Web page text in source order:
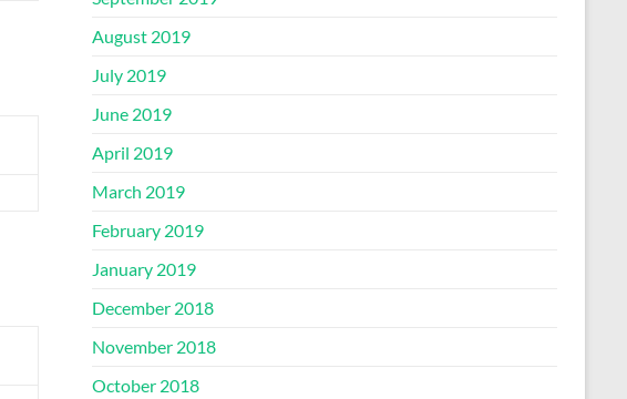
August 2019
July 2019
June 2019
April 2019
March 2019
February 2019
January 2019
December 2018
November 2018
October 2018